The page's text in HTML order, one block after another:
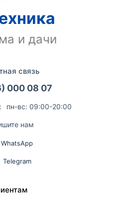
и дачи
связь
000 08 07
пн-вс: 09:00-20:00
нам
WhatsApp
Telegram